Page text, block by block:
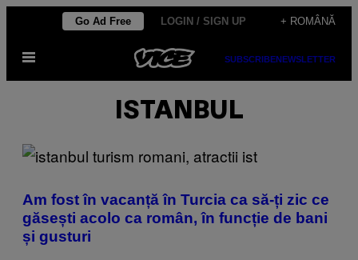
content
Go Ad Free LOGIN / SIGN UP + ROMÂNĂ
Open
SUBSCRIBENEWSLETTER
ISTANBUL
Am fost în vacanță în Turcia ca să-ți zic ce
găsești acolo ca român, în funcție de bani
și gusturi